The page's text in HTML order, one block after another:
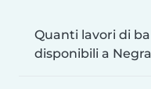
Quanti lavori di
disponibili a